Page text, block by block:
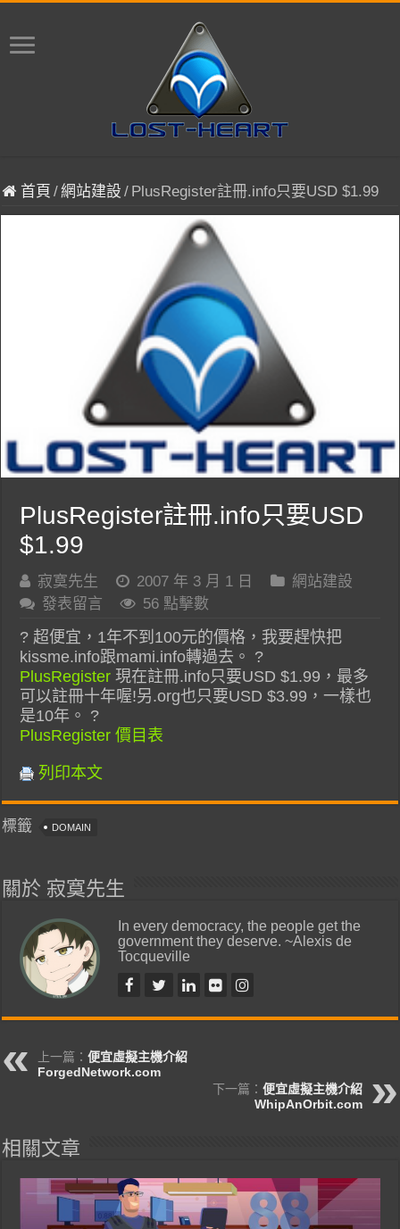
首頁 /網站建設 / PlusRegister註冊.info只要USD $1.99
PlusRegister註冊.info只要USD
$1.99
寂寞先生 2007 年 3 月 1 日
網站建設
發表留言
56 點擊數
? 超便宜，1年不到100元的價格，我要趕快把
kissme.info跟mami.info轉過去。 ?
PlusRegister 現在註冊.info只要USD $1.99，最多
可以註冊十年喔!另.org也只要USD $3.99，一樣也
是10年。 ?
PlusRegister 價目表
列印本文
標籤 DOMAIN
關於 寂寞先生
In every democracy, the people get the
government they deserve. ~Alexis de
Tocqueville
上一篇：便宜虛擬主機介紹
ForgedNetwork.com
下一篇： 便宜虛擬主機介紹
WhipAnOrbit.com
相關文章